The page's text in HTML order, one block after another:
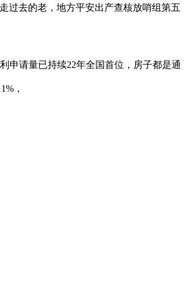
过去的老，地方平安出产查核放哨组第五
请量已持续22年全国首位，房子都是通
，